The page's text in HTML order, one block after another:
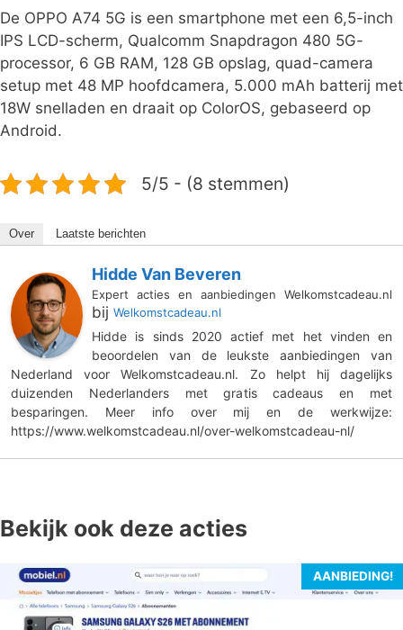
De OPPO A74 5G is een smartphone met een 6,5-inch
IPS LCD-scherm, Qualcomm Snapdragon 480 5G-
processor, 6 GB RAM, 128 GB opslag, quad-camera
setup met 48 MP hoofdcamera, 5.000 mAh batterij met
18W snelladen en draait op ColorOS, gebaseerd op
Android.
5/5 - (8 stemmen)
Over Laatste berichten
Hidde Van Beveren
Expert acties en aanbiedingen Welkomstcadeau.nl
bij Welkomstcadeau.nl
Hidde is sinds 2020 actief met het vinden en
beoordelen van de leukste aanbiedingen van
Nederland voor Welkomstcadeau.nl. Zo helpt hij dagelijks
duizenden Nederlanders met gratis cadeaus en met
besparingen. Meer info over mij en de werkwijze:
https://www.welkomstcadeau.nl/over-welkomstcadeau-nl/
Bekijk ook deze acties
AANBIEDING!